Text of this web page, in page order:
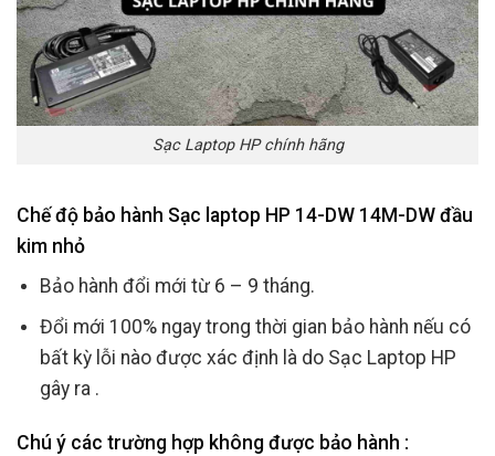
Sạc Laptop HP chính hãng
Chế độ bảo hành Sạc laptop HP 14-DW 14M-DW đầu
kim nhỏ
Bảo hành đổi mới từ 6 – 9 tháng.
Đổi mới 100% ngay trong thời gian bảo hành nếu có
bất kỳ lỗi nào được xác định là do Sạc Laptop HP
gây ra .
Chú ý các trường hợp không được bảo hành :